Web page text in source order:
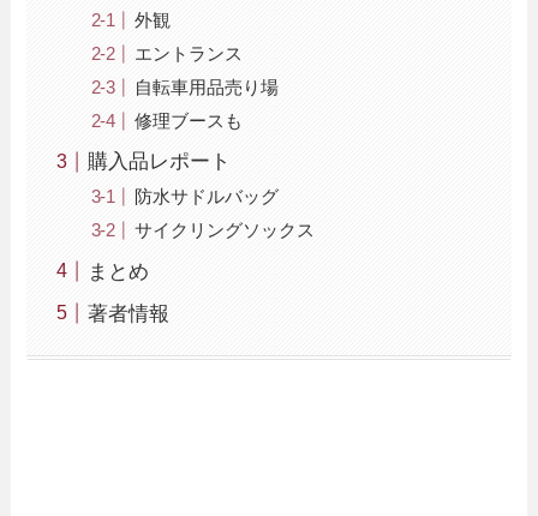
外観
エントランス
自転車用品売り場
修理ブースも
購入品レポート
防水サドルバッグ
サイクリングソックス
まとめ
著者情報